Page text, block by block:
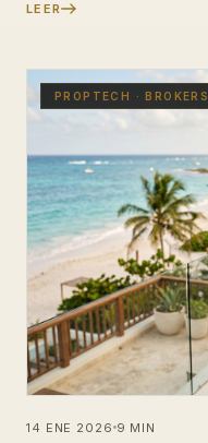
LEER
PROPTECH · BROKERS
14 ENE 2026 9 MIN